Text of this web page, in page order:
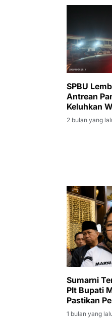
SPBU
Antrean
Keluhkan
Hingga Tiga
2 bulan yang
Sumarni
Plt Bupati
Pastikan
Berjalan
1 bulan yang